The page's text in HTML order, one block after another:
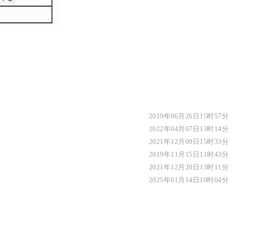
2019年06月26日15时57分
2022年04月07日13时14分
2021年12月09日15时33分
2019年11月15日11时43分
2021年12月20日13时11分
2025年01月14日10时04分